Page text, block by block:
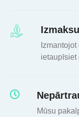
ietaupīsiet
Mūsu